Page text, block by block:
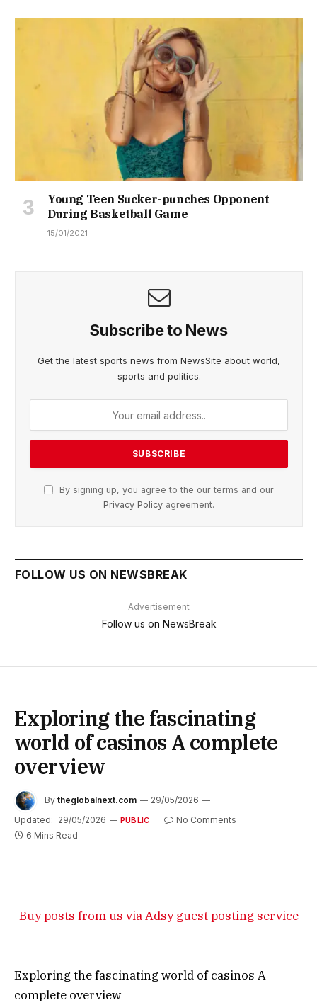
Young Teen Sucker-punches Opponent
During Basketball Game
15/01/2021
Subscribe to News
Get the latest sports news from NewsSite about world,
sports and politics.
By signing up, you agree to the our terms and our
Privacy Policy agreement.
FOLLOW US ON NEWSBREAK
Advertisement
Follow us on NewsBreak
Exploring the fascinating
world of casinos A complete
overview
By theglobalnext.com
29/05/2026
Updated: 29/05/2026 PUBLIC
No Comments
6 Mins Read
Buy posts from us via Adsy guest posting service
Exploring the fascinating world of casinos A
complete overview